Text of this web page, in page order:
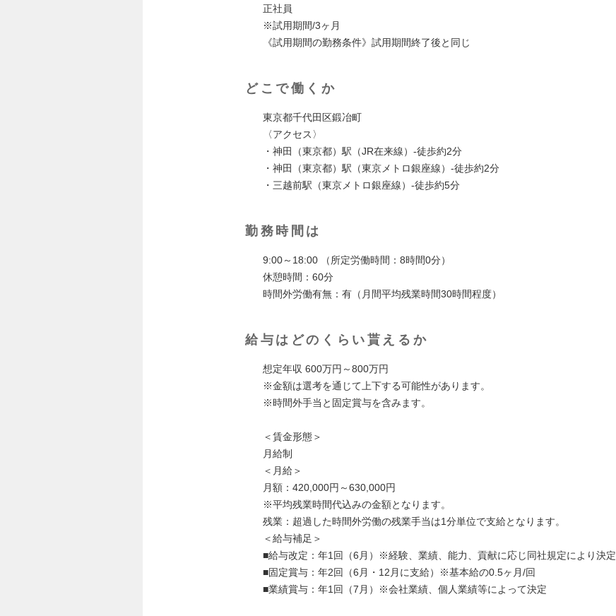
正社員
※試用期間/3ヶ月
《試用期間の勤務条件》試用期間終了後と同じ
どこで働くか
東京都千代田区鍛冶町
〈アクセス〉
・神田（東京都）駅（JR在来線）-徒歩約2分
・神田（東京都）駅（東京メトロ銀座線）-徒歩約2分
・三越前駅（東京メトロ銀座線）-徒歩約5分
勤務時間は
9:00～18:00 （所定労働時間：8時間0分）
休憩時間：60分
時間外労働有無：有（月間平均残業時間30時間程度）
給与はどのくらい貰えるか
想定年収 600万円～800万円
※金額は選考を通じて上下する可能性があります。
※時間外手当と固定賞与を含みます。
＜賃金形態＞
月給制
＜月給＞
月額：420,000円～630,000円
※平均残業時間代込みの金額となります。
残業：超過した時間外労働の残業手当は1分単位で支給となります。
＜給与補足＞
■給与改定：年1回（6月）※経験、業績、能力、貢献に応じ同社規定により決定
■固定賞与：年2回（6月・12月に支給）※基本給の0.5ヶ月/回
■業績賞与：年1回（7月）※会社業績、個人業績等によって決定